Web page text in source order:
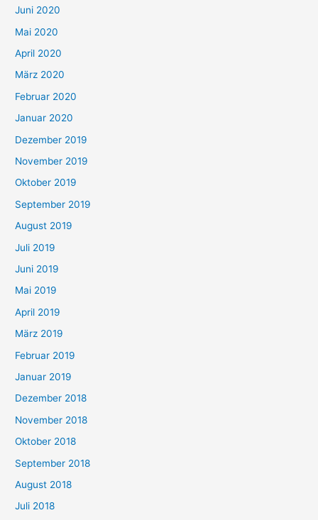
Juni 2020
Mai 2020
April 2020
März 2020
Februar 2020
Januar 2020
Dezember 2019
November 2019
Oktober 2019
September 2019
August 2019
Juli 2019
Juni 2019
Mai 2019
April 2019
März 2019
Februar 2019
Januar 2019
Dezember 2018
November 2018
Oktober 2018
September 2018
August 2018
Juli 2018